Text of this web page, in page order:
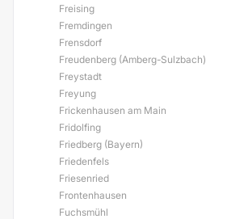
Freising
Fremdingen
Frensdorf
Freudenberg (Amberg-Sulzbach)
Freystadt
Freyung
Frickenhausen am Main
Fridolfing
Friedberg (Bayern)
Friedenfels
Friesenried
Frontenhausen
Fuchsmühl